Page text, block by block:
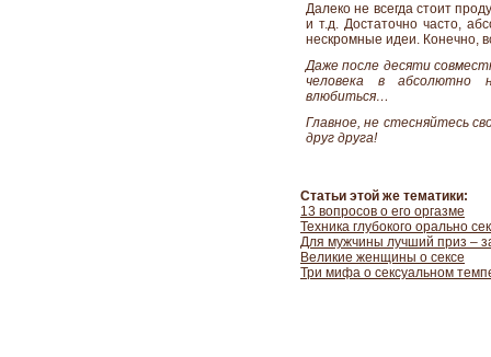
Далеко не всегда стоит
и т.д. Достаточно часто,
нескромные идеи. Конечно,
Даже после десяти
человека в абсолютно
влюбиться…
Главное, не стесняйтесь
друг друга!
Статьи этой же тематики:
13 вопросов о его оргазме
Техника глубокого орально
Для мужчины лучший приз –
Великие женщины о сексе
Три мифа о сексуальном